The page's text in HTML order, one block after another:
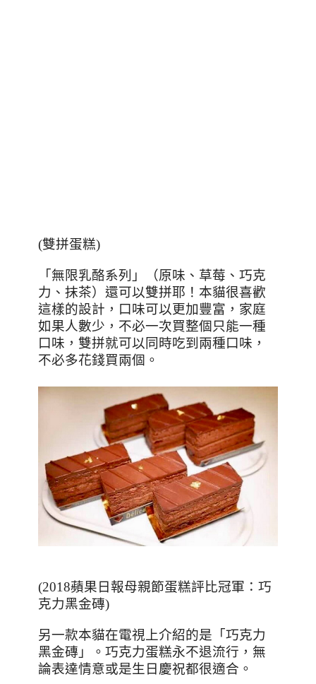
(雙拼蛋糕)
「無限乳酪系列」（原味、草莓、巧克
力、抹茶）還可以雙拼耶！本貓很喜歡
這樣的設計，口味可以更加豐富，家庭
如果人數少，不必一次買整個只能一種
口味，雙拼就可以同時吃到兩種口味，
不必多花錢買兩個。
(2018蘋果日報母親節蛋糕評比冠軍：巧
克力黑金磚)
另一款本貓在電視上介紹的是「巧克力
黑金磚」。巧克力蛋糕永不退流行，無
論表達情意或是生日慶祝都很適合。